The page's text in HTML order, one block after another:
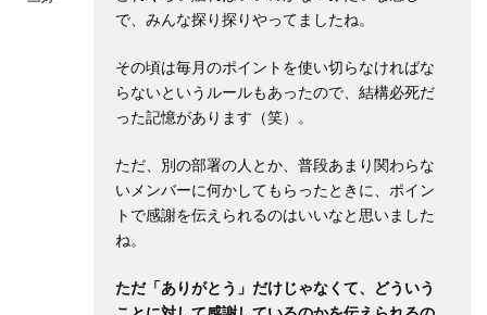
で、みんな探り探りやってましたね。
その頃は毎月のポイントを使い切らなければな
らないというルールもあったので、結構必死だ
った記憶があります（笑）。
ただ、別の部署の人とか、普段あまり関わらな
いメンバーに何かしてもらったときに、ポイン
トで感謝を伝えられるのはいいなと思いました
ね。
ただ「ありがとう」だけじゃなくて、どういう